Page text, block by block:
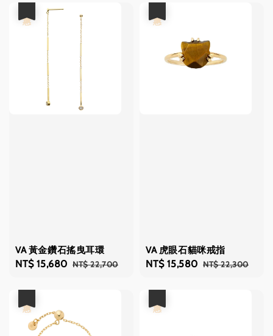
VA 黃金鑽石搖曳耳環
Sale
NT$ 15,680 Regular
NT$ 22,700
VA 虎眼石貓咪戒指
Sale
NT$ 15,580 Regular
NT$ 22,300